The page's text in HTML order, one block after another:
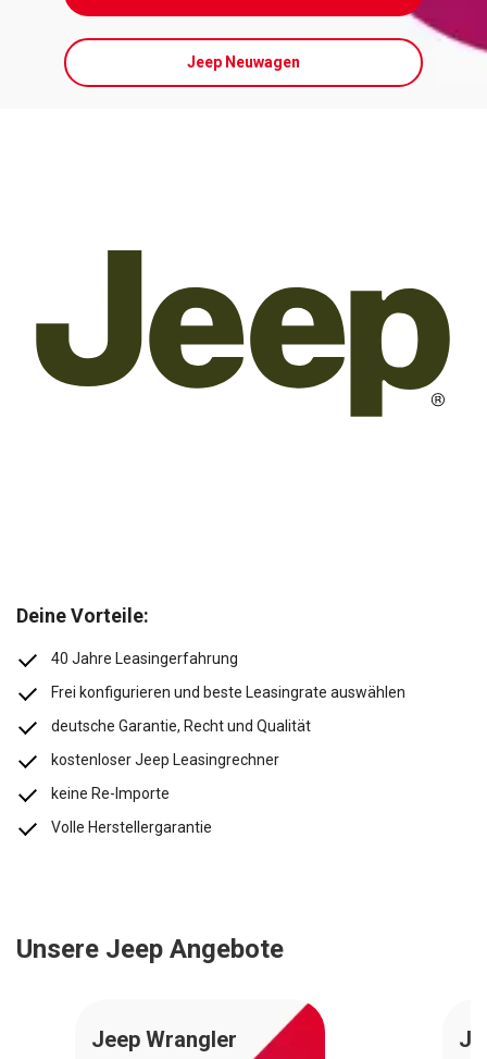
Jeep Neuwagen
Deine Vorteile:
40 Jahre Leasingerfahrung
Frei konfigurieren und beste Leasingrate auswählen
deutsche Garantie, Recht und Qualität
kostenloser Jeep Leasingrechner
keine Re-Importe
Volle Herstellergarantie
Unsere Jeep Angebote
Jeep Wrangler